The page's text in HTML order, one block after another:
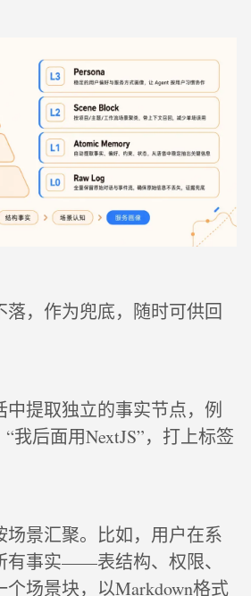
落，作为兜底，随时可供回
中提取独立的事实节点，例
我后面用NextJS”，打上标签
场景汇聚。比如，用户在系
有事实——表结构、权限、
场景块，以Markdown格式